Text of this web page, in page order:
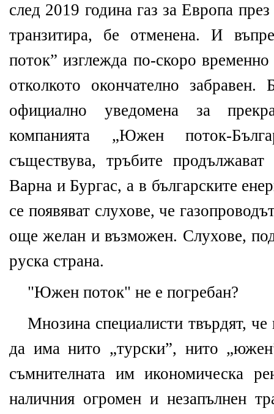
след 2019 година газ за Европа
транзитира, бе отменена. И
поток” изглежда по-скоро временно
отколкото окончателно
официално уведомена за
компанията „Южен поток-
съществува, тръбите
Варна и Бургас, а в българските
се появяват слухове, че
още желан и възможен. Слухове,
руска страна.
"Южен поток" не е погребан?
Мнозина специалисти твърдят,
да има нито „турски”, нито
съмнителната им икономическа
наличния огромен и незапълнен